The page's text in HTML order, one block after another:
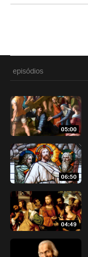
episódios
05:00
06:50
04:49